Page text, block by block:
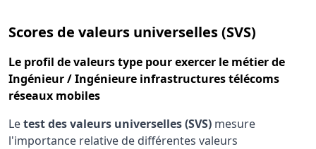
Scores de valeurs universelles (SVS)
Le profil de valeurs type pour exercer le métier de
Ingénieur / Ingénieure infrastructures télécoms
réseaux mobiles
Letest des valeurs universelles (SVS) mesure
l'importance relative de différentes valeurs